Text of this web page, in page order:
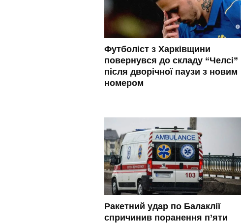
Футболіст з Харківщини
повернувся до складу “Челсі”
після дворічної паузи з новим
номером
Ракетний удар по Балаклії
спричинив поранення п’яти